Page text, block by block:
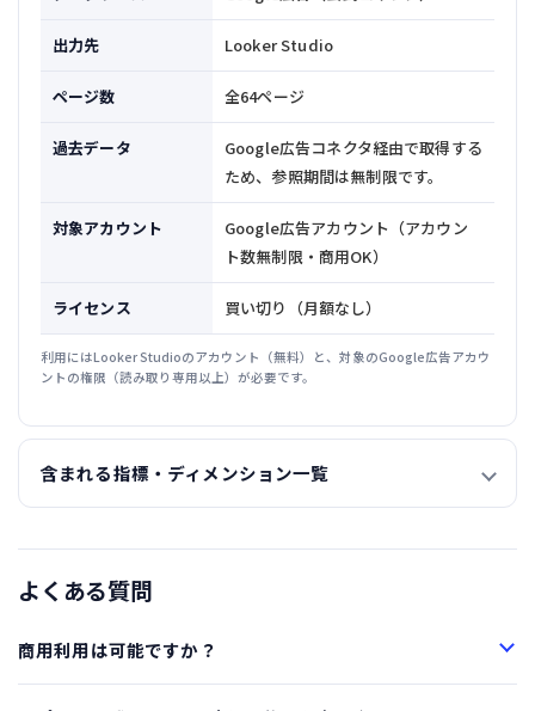
出力先 Looker Studio
ページ数 全64ページ
過去データ
Google広告コネクタ経由で取得する
ため、参照期間は無制限です。
対象アカウント
Google広告アカウント（アカウン
ト数無制限・商用OK）
ライセンス 買い切り（月額なし）
利用にはLooker Studioのアカウント（無料）と、対象のGoogle広告アカウ
ントの権限（読み取り専用以上）が必要です。
含まれる指標・ディメンション一覧
よくある質問
商用利用は可能ですか？